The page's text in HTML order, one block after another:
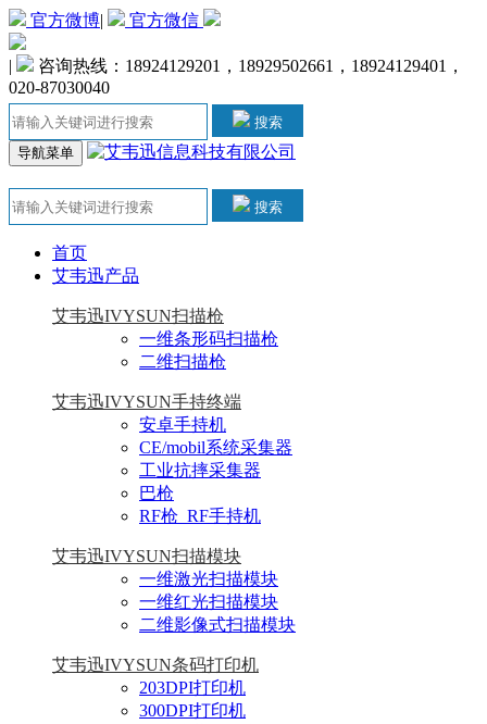
官方微博| 官方微信
|
咨询热线：18924129201，18929502661，18924129401，
020-87030040
搜索
导航菜单
搜索
首页
艾韦迅产品
艾韦迅IVYSUN扫描枪
一维条形码扫描枪
二维扫描枪
艾韦迅IVYSUN手持终端
安卓手持机
CE/mobil系统采集器
工业抗摔采集器
巴枪
RF枪_RF手持机
艾韦迅IVYSUN扫描模块
一维激光扫描模块
一维红光扫描模块
二维影像式扫描模块
艾韦迅IVYSUN条码打印机
203DPI打印机
300DPI打印机